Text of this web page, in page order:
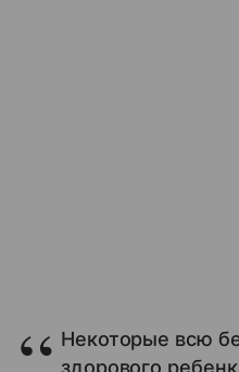
Некоторые всю
здорового